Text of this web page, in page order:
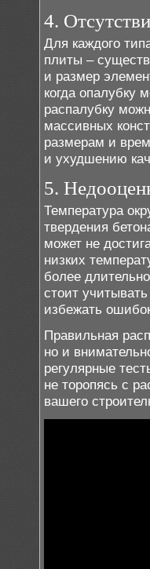
4.
Для каждого
плиты –
и размер
когда опалубку
распалубку
массивных
размерам и
и ухудшению
5.
Температура
твердения
может не
низких
более
стоит
избежать
Правильная
но и
регулярные
не торопясь с
вашего